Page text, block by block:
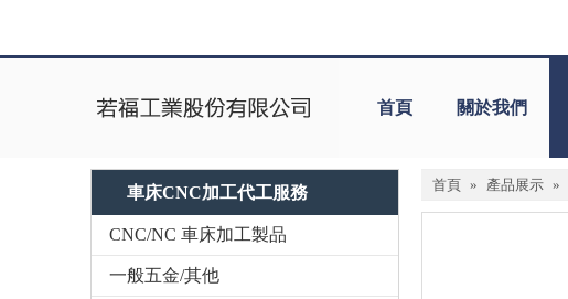
首頁 關於我們
車床CNC加工代工服務
CNC/NC 車床加工製品
一般五金/其他
首頁 » 產品展示 »